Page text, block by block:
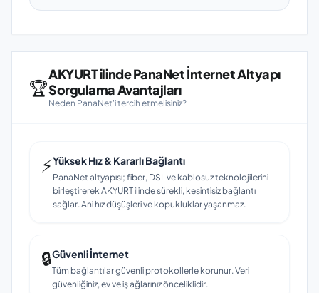
🏆
AKYURT ilinde PanaNet İnternet Altyapı
Sorgulama Avantajları
Neden PanaNet'i tercih etmelisiniz?
⚡Yüksek Hız & Kararlı Bağlantı
PanaNet altyapısı; fiber, DSL ve kablosuz teknolojilerini
birleştirerek AKYURT ilinde sürekli, kesintisiz bağlantı
sağlar. Ani hız düşüşleri ve kopukluklar yaşanmaz.
🔒Güvenli İnternet
Tüm bağlantılar güvenli protokollerle korunur. Veri
güvenliğiniz, ev ve iş ağlarınız önceliklidir.